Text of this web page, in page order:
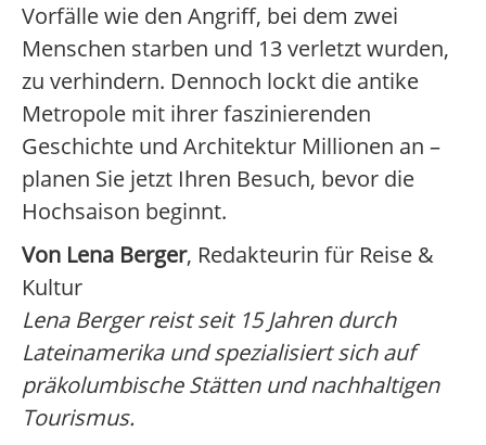
Vorfälle wie den Angriff, bei dem zwei
Menschen starben und 13 verletzt wurden,
zu verhindern. Dennoch lockt die antike
Metropole mit ihrer faszinierenden
Geschichte und Architektur Millionen an –
planen Sie jetzt Ihren Besuch, bevor die
Hochsaison beginnt.
Von Lena Berger, Redakteurin für Reise &
Kultur
Lena Berger reist seit 15 Jahren durch
Lateinamerika und spezialisiert sich auf
präkolumbische Stätten und nachhaltigen
Tourismus.